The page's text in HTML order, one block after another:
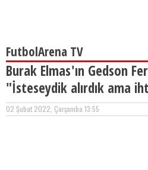
FutbolArena TV
Burak Elmas'ın Gedson
"İsteseydik alırdık ama
02 Şubat 2022, Çarşamba 13:55